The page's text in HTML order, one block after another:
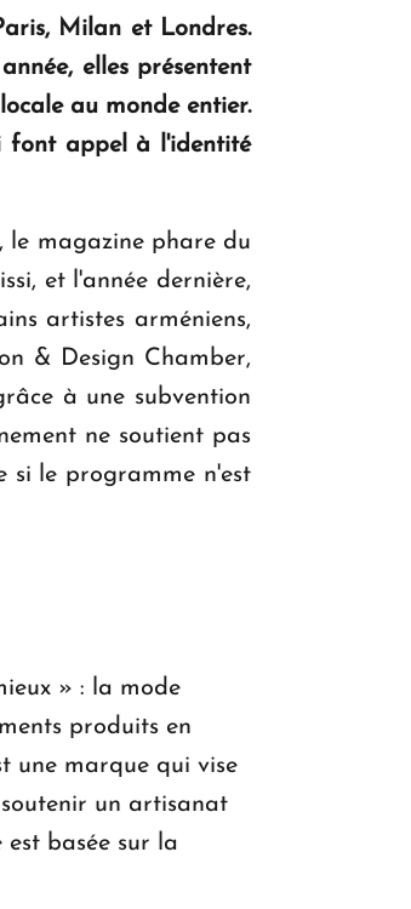
Hyatt Regency
ses portes à Dilijan
Milan et Londres.
elles présentent
au monde entier.
font appel à l'identité
le magazine phare du
et l'année dernière,
artistes arméniens,
& Design Chamber,
à une subvention
ne soutient pas
si le programme n'est
» : la mode
produits en
une marque qui vise
un artisanat
basée sur la